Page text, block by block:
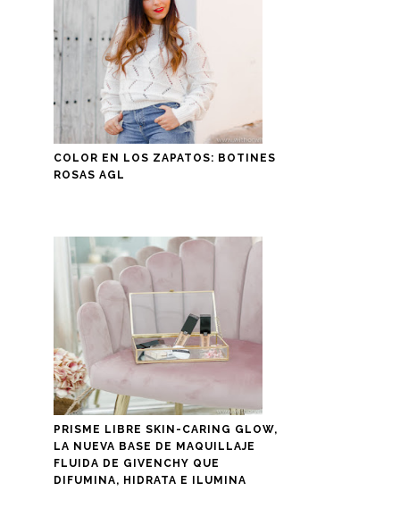
COLOR EN LOS ZAPATOS: BOTINES
ROSAS AGL
PRISME LIBRE SKIN-CARING GLOW,
LA NUEVA BASE DE MAQUILLAJE
FLUIDA DE GIVENCHY QUE
DIFUMINA, HIDRATA E ILUMINA